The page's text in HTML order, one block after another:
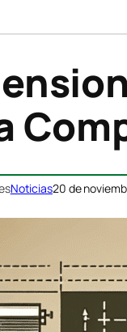
Noticias20 de